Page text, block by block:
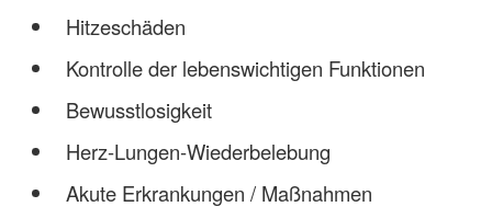
Hitzeschäden
Kontrolle der lebenswichtigen Funktionen
Bewusstlosigkeit
Herz-Lungen-Wiederbelebung
Akute Erkrankungen / Maßnahmen